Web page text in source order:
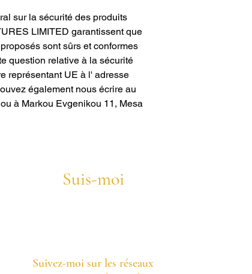
sur la sécurité des produits
LIMITED garantissent que
sont sûrs et conformes
question relative à la sécurité
représentant UE à l' adresse
également nous écrire au
ou à Markou Evgenikou 11, Mesa
Suis-moi
Suivez-moi sur les réseaux